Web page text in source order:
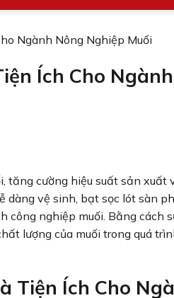
Ngành Nông Nghiệp Muối
Ích Cho Ngành
tăng cường hiệu suất sản xuất
dàng vệ sinh, bạt sọc lót sàn
công nghiệp muối. Bằng cách
lượng của muối trong quá
Tiện Ích Cho